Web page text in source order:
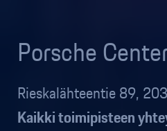
Porsche
Rieskalähteentie 89,
Kaikki toimipisteen